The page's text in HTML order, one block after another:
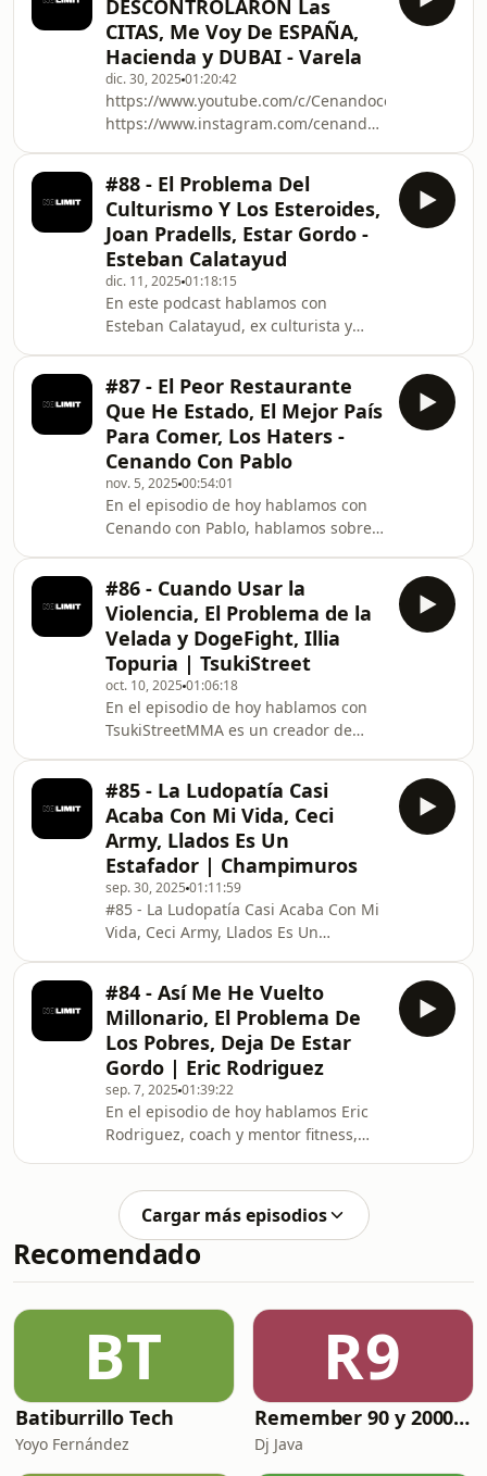
en inteligencia artificial y profesor en
Revolutia, sobre cómo la IA está
transformando el trabajo, los
negocios y el mercado laboral. Jorge
explica de forma clara qué es
realmente la inteligencia artificial, por
qué no hay que te
DESCONTROLARON Las
CITAS, Me Voy De ESPAÑA,
Hacienda y DUBAI - Varela
dic. 30, 2025 01:20:42
https://www.youtube.com/c/
https://www.instagram.com/cenandoconpabloNo
https://open.spotify.com/show/
https://www.instagram.com/nolimitpodcast_Tik
Tok:
https://www.tiktok.com/@nolimitpodcast_Conoce
a Marc ValenciaYoutube:
https://www.youtube.com/
https://www.instagram.com/marcvalencia_
#88 - El Problema Del
Culturismo Y Los Esteroides,
Joan Pradells, Estar Gordo -
Esteban Calatayud
dic. 11, 2025 01:18:15
En este podcast hablamos con
Esteban Calatayud, ex culturista y
culturismo competitivo, el uso de
química, el dopaje y las
consecuencias reales de inyectarse
sustancias anabólicas. Esteban
cuenta su historia desde dentro:
cómo empezó en el gimnasio, su paso
por las competiciones, los errores
cometidos y el momento en el que
decid
#87 - El Peor Restaurante
Que He Estado, El Mejor País
Para Comer, Los Haters -
Cenando Con Pablo
nov. 5, 2025 00:54:01
En el episodio de hoy hablamos con
Cenando con Pablo, hablamos sobre
honestidad en sus reseñas.
Conversamos sobre su sueño de tener
un restaurante, lo que hay detrás de
sus negocios, sus anécdotas más
locas y su opinión sobre la comida en
España, Mexico y otros países.
Además, Pablo comparte cómo
maneja el hate, su mentalidad, su
relaci
#86 - Cuando Usar la
Violencia, El Problema de la
Velada y DogeFight, Illia
Topuria | TsukiStreet
oct. 10, 2025 01:06:18
En el episodio de hoy hablamos con
TsukiStreetMMA es un creador de
canal encontrarás técnicas efectivas,
consejos prácticos y análisis de
situaciones reales de pelea callejera,
todo explicado con un estilo directo,
dinámico y entretenido. A lo largo de
la charla, Tsuki habla de cómo
empezó en las artes marciales, qué lo
motivó a
#85 - La Ludopatía Casi
Acaba Con Mi Vida, Ceci
Army, Llados Es Un
Estafador | Champimuros
sep. 30, 2025 01:11:59
#85 - La Ludopatía Casi Acaba Con Mi
Vida, Ceci Army, Llados Es Un
#84 - Así Me He Vuelto
Millonario, El Problema De
Los Pobres, Deja De Estar
Gordo | Eric Rodriguez
sep. 7, 2025 01:39:22
En el episodio de hoy hablamos Eric
Rodriguez, coach y mentor fitness,
superación, comunicación, motivación
y crecimiento personal. A lo largo de
la conversación, nos habla de su
proceso, cómo enfrentó el acoso, la
rodearse de un buen entorno y
mantener la obsesión por los
objetivos.También reflexionamos sobr
Cargar más episodios
Recomendado
BT
Batiburrillo Tech
Yoyo Fernández
R9
Remember 90 y 2000 en PLAY WITH ME by Dj Java
Dj Java